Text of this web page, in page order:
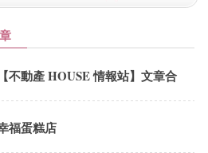
【不動產 HOUSE 情報站】文章合
公告
福蛋糕店